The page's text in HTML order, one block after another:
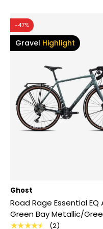
-47%
Gravel Highlight
Ghost
Road Rage Essential EQ
Green Bay Metallic/
★★★★★ (2)